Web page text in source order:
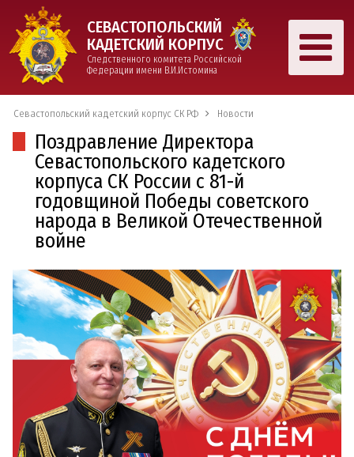
СЕВАСТОПОЛЬСКИЙ
КАДЕТСКИЙ КОРПУС
Следственного комитета Российской
Федерации имени В.И.Истомина
Севастопольский кадетский корпус СК РФ Новости
Поздравление Директора
Севастопольского кадетского
корпуса СК России с 81-й
годовщиной Победы советского
народа в Великой Отечественной
войне